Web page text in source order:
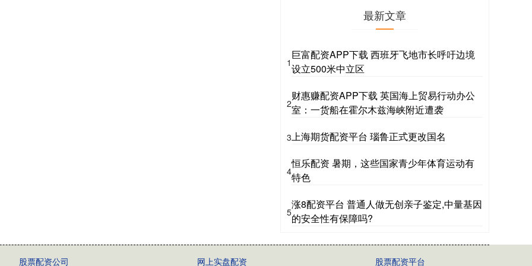
最新文章
1
巨富配资APP下载 西班牙飞地市长呼吁边境
设立500米中立区
2
财惠赚配资APP下载 英国海上贸易行动办公
室：一货船在霍尔木兹海峡附近遭袭
3上海期货配资平台 瑙鲁正式更改国名
4
恒乐配资 暑期，这些国家青少年体育运动有
特色
5
涨8配资平台 普通人做无创亲子鉴定,中量基因
的安全性有保障吗?
股票配资公司 网上实盘配资 股票配资平台